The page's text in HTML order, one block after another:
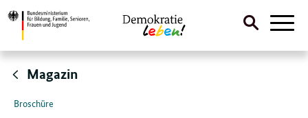
Direktlink:
Suche
Magazin
Broschüre